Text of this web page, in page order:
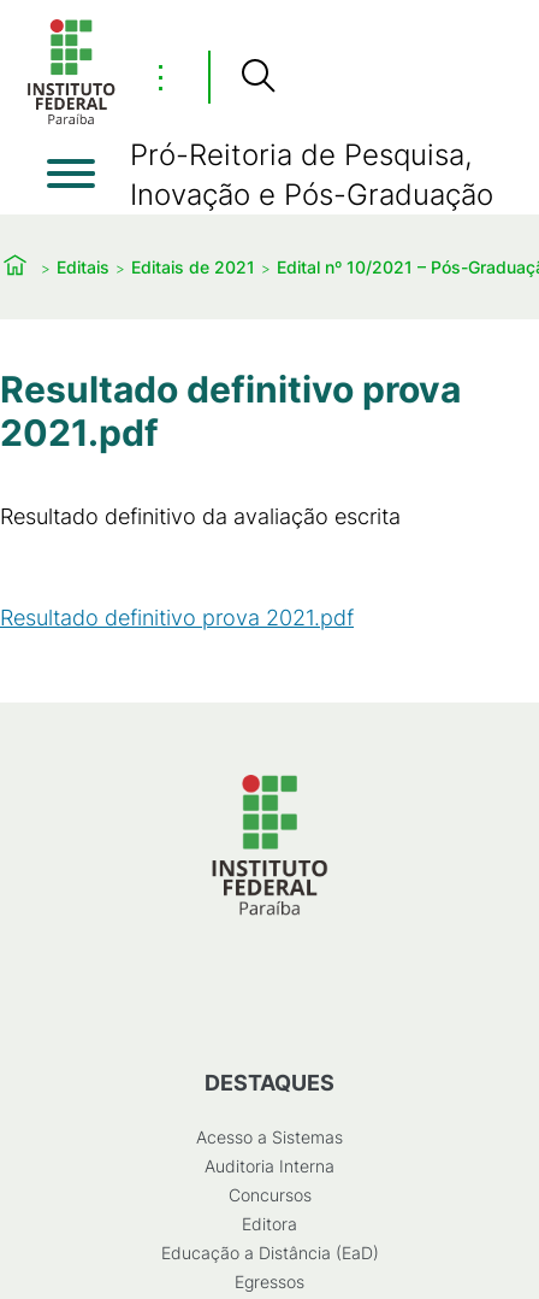
⋮
Pró-Reitoria de Pesquisa,
Inovação e Pós-Graduação
Editais Editais de 2021 Edital nº 10/2021 – Pós-
Resultado definitivo prova
2021.pdf
Resultado definitivo da avaliação escrita
Resultado definitivo prova 2021.pdf
DESTAQUES
Acesso a Sistemas
Auditoria Interna
Concursos
Editora
Educação a Distância (EaD)
Egressos